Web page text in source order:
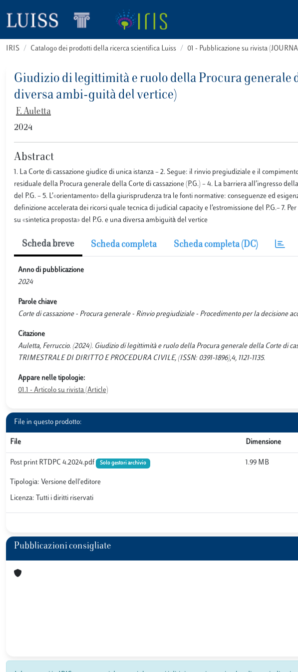
IRIS Catalogo dei prodotti della ricerca scientifica Luiss 01 - Pubblicazione su rivista
Giudizio di legittimità e ruolo della Procura generale
diversa ambi-guità del vertice)
F. Auletta
2024
Abstract
1. La Corte di cassazione giudice di unica istanza – 2. Segue: il rinvio pregiudiziale e il
residuale della Procura generale della Corte di cassazione (P.G.) – 4. La barriera all’ingresso
del P.G. – 5. L’«orientamento» della giurisprudenza tra le fonti normative: conseguenze ed
definizione accelerata dei ricorsi quale tecnica di judicial capacity e l’estromissione del P.G.– 7.
su «sintetica proposta» del P.G. e una diversa ambiguità del vertice
Scheda breve Scheda completa Scheda completa (DC)
Anno di pubblicazione
2024
Parole chiave
Corte di cassazione - Procura generale - Rinvio pregiudiziale - Procedimento per la decisione
Citazione
Auletta, Ferruccio. (2024). Giudizio di legittimità e ruolo della Procura generale della Corte di
TRIMESTRALE DI DIRITTO E PROCEDURA CIVILE, (ISSN: 0391-1896),4, 1121-1135.
Appare nelle tipologie:
01.1 - Articolo su rivista (Article)
File in questo prodotto:
File Dimensione
Post print RTDPC 4.2024.pdf Solo gestori archivio
Tipologia: Versione dell'editore
Licenza: Tutti i diritti riservati
1.99 MB
Pubblicazioni consigliate